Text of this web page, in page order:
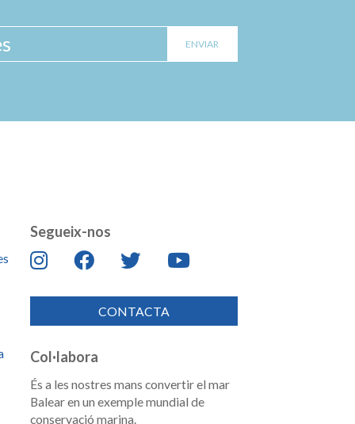
Segueix-nos
CONTACTA
Col·labora
És a les nostres mans convertir el mar
Balear en un exemple mundial de
conservació marina.